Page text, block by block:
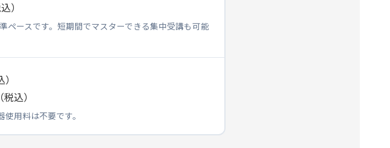
）
ペースです。短期間でマスターできる集中受講も可能
込）
用料は不要です。